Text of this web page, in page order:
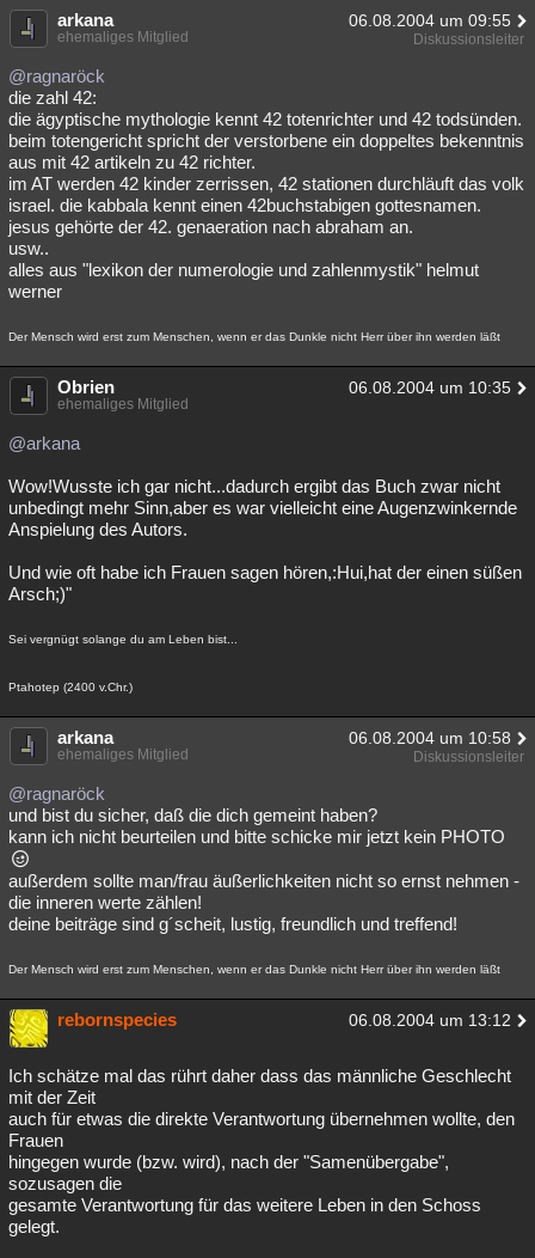
arkana 06.08.2004 um 09:55
ehemaliges Mitglied Diskussionsleiter
@ragnaröck
die zahl 42:
die ägyptische mythologie kennt 42 totenrichter und 42 todsünden.
beim totengericht spricht der verstorbene ein doppeltes bekenntnis
aus mit 42 artikeln zu 42 richter.
im AT werden 42 kinder zerrissen, 42 stationen durchläuft das volk
israel. die kabbala kennt einen 42buchstabigen gottesnamen.
jesus gehörte der 42. genaeration nach abraham an.
usw..
alles aus "lexikon der numerologie und zahlenmystik" helmut
werner
Der Mensch wird erst zum Menschen, wenn er das Dunkle nicht Herr über ihn werden läßt
Obrien 06.08.2004 um 10:35
ehemaliges Mitglied
@arkana
Wow!Wusste ich gar nicht...dadurch ergibt das Buch zwar nicht
unbedingt mehr Sinn,aber es war vielleicht eine Augenzwinkernde
Anspielung des Autors.
Und wie oft habe ich Frauen sagen hören,:Hui,hat der einen süßen
Arsch;)"
Sei vergnügt solange du am Leben bist...
Ptahotep (2400 v.Chr.)
arkana 06.08.2004 um 10:58
ehemaliges Mitglied Diskussionsleiter
@ragnaröck
und bist du sicher, daß die dich gemeint haben?
kann ich nicht beurteilen und bitte schicke mir jetzt kein PHOTO
außerdem sollte man/frau äußerlichkeiten nicht so ernst nehmen -
die inneren werte zählen!
deine beiträge sind g´scheit, lustig, freundlich und treffend!
Der Mensch wird erst zum Menschen, wenn er das Dunkle nicht Herr über ihn werden läßt
rebornspecies 06.08.2004 um 13:12
Ich schätze mal das rührt daher dass das männliche Geschlecht
mit der Zeit
auch für etwas die direkte Verantwortung übernehmen wollte, den
Frauen
hingegen wurde (bzw. wird), nach der "Samenübergabe",
sozusagen die
gesamte Verantwortung für das weitere Leben in den Schoss
gelegt.